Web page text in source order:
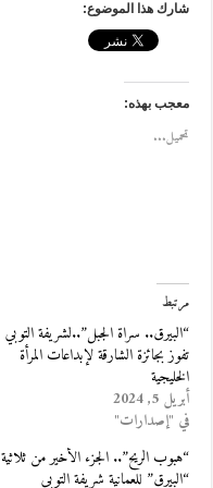
شارك هذا الموضوع:
معجب بهذه:
تحميل...
مرتبط
“البيرق.. سراة الجبل”..لشريفة التوبي
تفوز بجائزة الشارقة لإبداعات المرأة
الخليجية
أبريل 5, 2024
في "إصدارات"
“هبوب الريح”.. الجزء الأخير من ثلاثية
“البيرق” للعمانية شريفة التوبي